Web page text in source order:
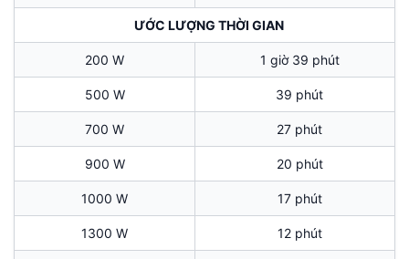
ƯỚC LƯỢNG THỜI GIAN
200 W 1 giờ 39 phút
500 W 39 phút
700 W 27 phút
900 W 20 phút
1000 W 17 phút
1300 W 12 phút